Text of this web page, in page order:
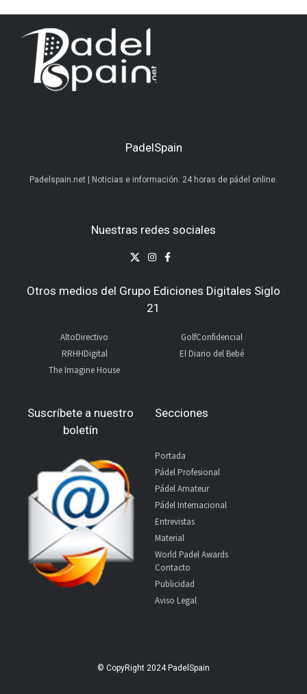
PadelSpain
Padelspain.net | Noticias e información. 24 horas de pádel online.
Nuestras redes sociales
Otros medios del Grupo Ediciones Digitales Siglo
21
AltoDirectivo
RRHHDigital
The Imagine House
GolfConfidencial
El Diario del Bebé
Suscríbete a nuestro
boletín
Secciones
Portada
Pádel Profesional
Pádel Amateur
Pádel Internacional
Entrevistas
Material
World Padel Awards
Contacto
Publicidad
Aviso Legal
© CopyRight 2024 PadelSpain